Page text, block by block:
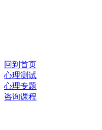
回到首页
心理测试
心理专题
咨询课程